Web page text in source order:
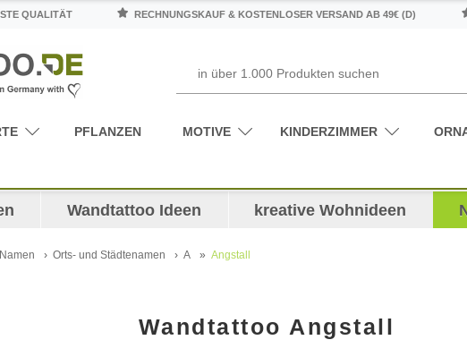
QUALITÄT RECHNUNGSKAUF & KOSTENLOSER VERSAND AB 49€ (D)
PFLANZEN MOTIVE KINDERZIMMER
Wandtattoo Ideen kreative Wohnideen
Orts- und Städtenamen A Angstall
Wandtattoo Angstall